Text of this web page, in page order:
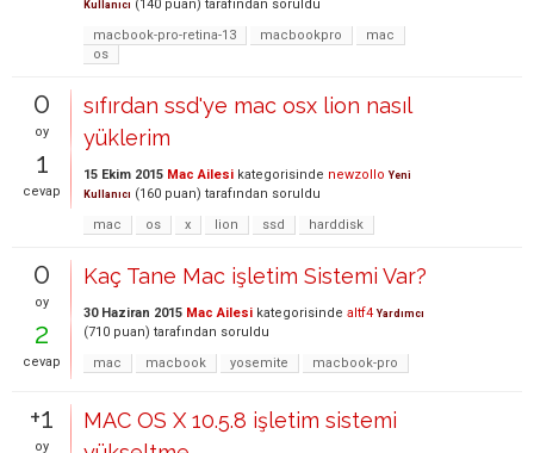
Kullanıcı (140 puan) tarafından soruldu
macbook-pro-retina-13
macbookpro
mac
os
0
oy
1
cevap
sıfırdan ssd'ye mac osx lion nasıl
yüklerim
15 Ekim 2015 Mac Ailesi kategorisinde newzollo Yeni
Kullanıcı (160 puan) tarafından soruldu
mac
os x lion ssd harddisk
0
oy
2
cevap
Kaç Tane Mac işletim Sistemi Var?
30 Haziran 2015 Mac Ailesi kategorisinde altf4 Yardımcı
(710 puan) tarafından soruldu
mac
macbook yosemite macbook-pro
+1
oy
MAC OS X 10.5.8 işletim sistemi